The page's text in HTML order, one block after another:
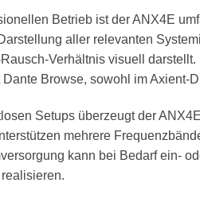
Betrieb ist der ANX4E
aller relevanten
Verhältnis visuell
Browse, sowohl im Axient-
Setups überzeugt der
mehrere
kann bei Bedarf ein-